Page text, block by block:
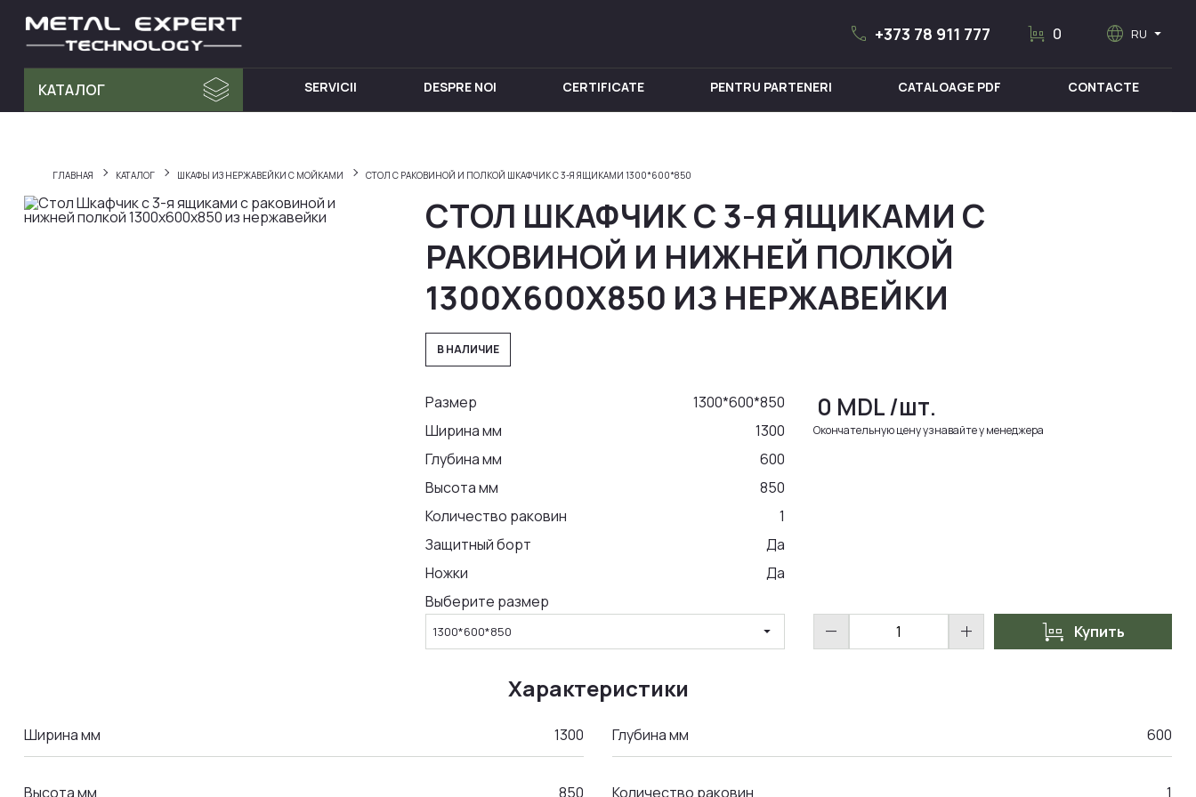
call +373 78 911 777 trolley 0 language RU arrow_drop_down
КАТАЛОГ SERVICII DESPRE NOI CERTIFICATE PENTRU PARTENERI CATALOAGE PDF CONTACTE
Țeavă Rotunda
Chiuvete din Inox
Dulapuri din Inox
Aparat de distilat
ГЛАВНАЯ КАТАЛОГ ШКАФЫ ИЗ НЕРЖАВЕЙКИ С МОЙКАМИ СТОЛ С РАКОВИНОЙ И ПОЛКОЙ ШКАФЧИК С 3-Я ЯЩИКАМИ 1300*600*850
СТОЛ ШКАФЧИК С 3-Я ЯЩИКАМИ С
РАКОВИНОЙ И НИЖНЕЙ ПОЛКОЙ
1300X600X850 ИЗ НЕРЖАВЕЙКИ
В НАЛИЧИЕ
Размер
1300*600*850
Ширина мм
1300
Глубина мм
600
Высота мм
850
Количество раковин
1
Защитный борт
Да
Ножки
Да
Выберите размер
1300*600*850 arrow_drop_down
0 MDL/шт.
Окончательную цену узнавайте у менеджера
remove add trolley Купить
Характеристики
Ширина мм 1300 Глубина мм 600
Высота мм 850 Количество раковин 1